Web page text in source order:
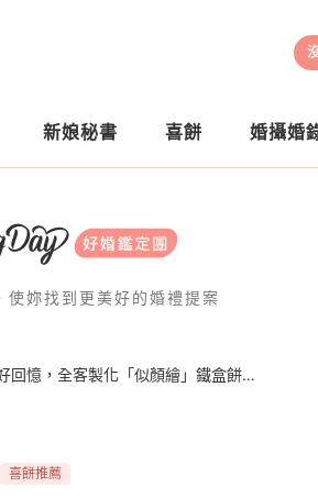
新娘秘書 喜餅 婚攝婚
使妳找到更美好的婚禮提案
｜AZUMAYO｜H&E DESSERT 好憶甜點，新人專屬的美好回憶，全客製化「似顏繪」鐵盒餅乾！獨一無二的新人同款造型餅乾！
喜餅推薦